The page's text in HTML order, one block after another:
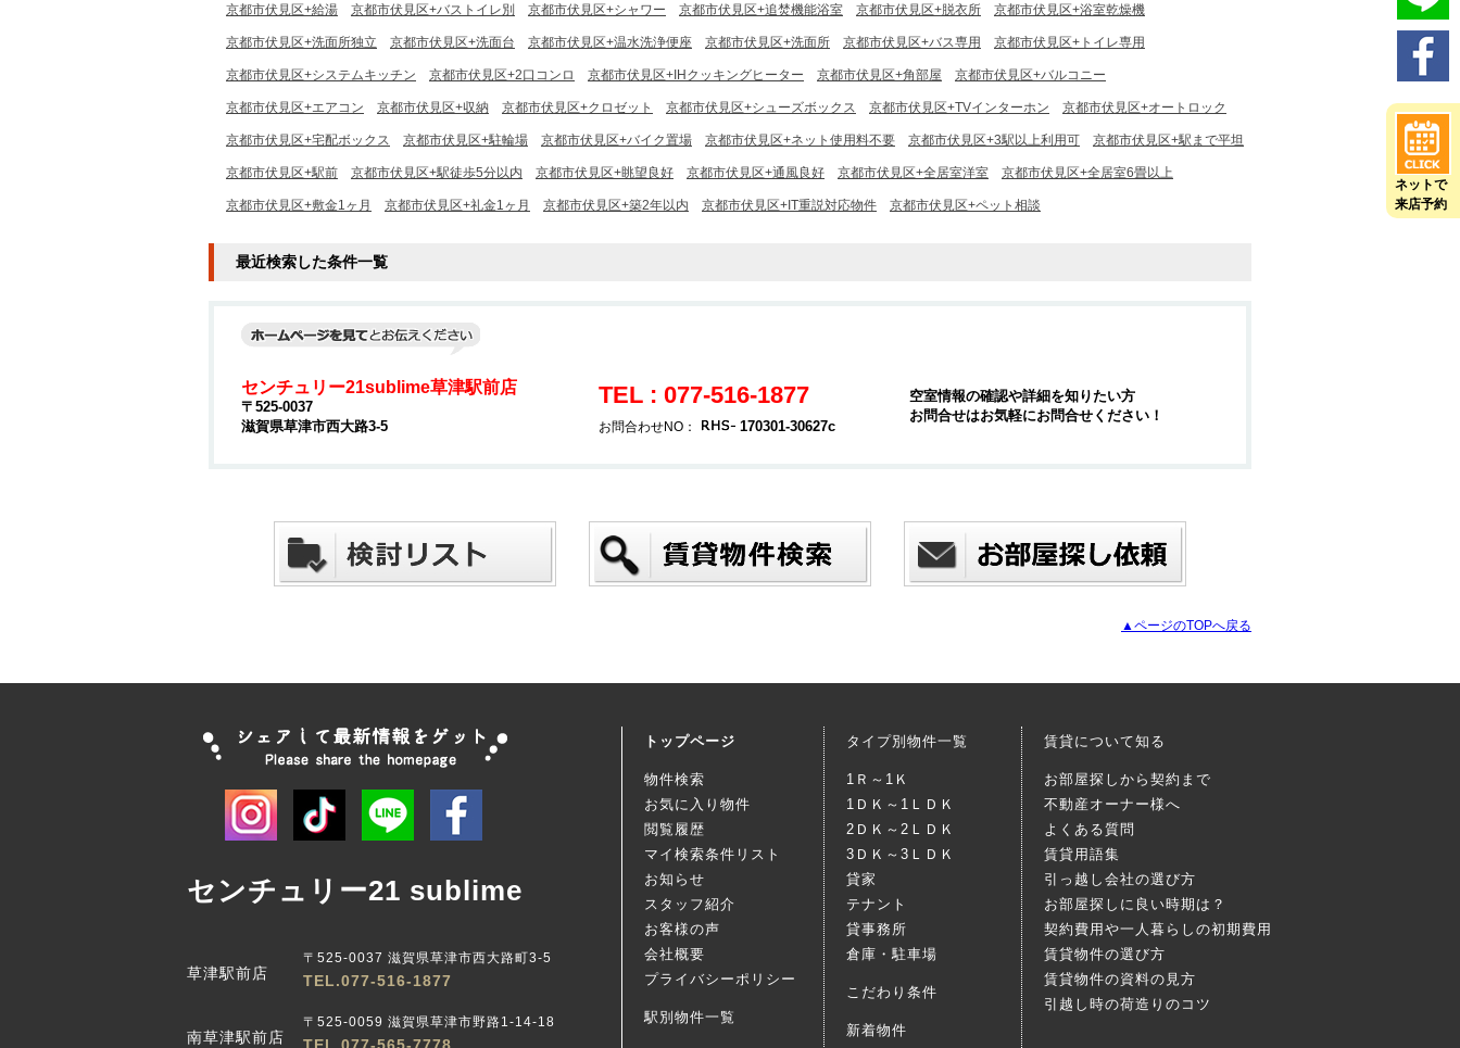
ネットで
来店予約
京都市伏見区+給湯 京都市伏見区+バストイレ別 京都市伏見区+シャワー 京都市伏見区+追焚機能浴室 京都市伏見区+脱衣所 京都市伏見区+浴室乾燥機
京都市伏見区+洗面所独立 京都市伏見区+洗面台 京都市伏見区+温水洗浄便座 京都市伏見区+洗面所 京都市伏見区+バス専用 京都市伏見区+トイレ専用
京都市伏見区+システムキッチン 京都市伏見区+2口コンロ 京都市伏見区+IHクッキングヒーター 京都市伏見区+角部屋 京都市伏見区+バルコニー
京都市伏見区+エアコン 京都市伏見区+収納 京都市伏見区+クロゼット 京都市伏見区+シューズボックス 京都市伏見区+TVインターホン 京都市伏見区+オートロック
京都市伏見区+宅配ボックス 京都市伏見区+駐輪場 京都市伏見区+バイク置場 京都市伏見区+ネット使用料不要 京都市伏見区+3駅以上利用可 京都市伏見区+駅まで平坦
京都市伏見区+駅前 京都市伏見区+駅徒歩5分以内 京都市伏見区+眺望良好 京都市伏見区+通風良好 京都市伏見区+全居室洋室 京都市伏見区+全居室6畳以上
京都市伏見区+敷金1ヶ月 京都市伏見区+礼金1ヶ月 京都市伏見区+築2年以内 京都市伏見区+IT重説対応物件 京都市伏見区+ペット相談
最近検索した条件一覧
センチュリー21sublime草津駅前店
〒525-0037
滋賀県草津市西大路3-5
TEL : 077-516-1877
お問合わせNO： 170301-30627c
空室情報の確認や詳細を知りたい方
お問合せはお気軽にお問合せください！
▲ページのTOPへ戻る
センチュリー21 sublime
草津駅前店
〒525-0037 滋賀県草津市西大路町3-5
TEL.077-516-1877
南草津駅前店
〒525-0059 滋賀県草津市野路1-14-18
トップページ
物件検索
お気に入り物件
閲覧履歴
マイ検索条件リスト
お知らせ
スタッフ紹介
お客様の声
会社概要
プライバシーポリシー
駅別物件一覧
タイプ別物件一覧
1Ｒ～1Ｋ
1ＤＫ～1ＬＤＫ
2ＤＫ～2ＬＤＫ
3ＤＫ～3ＬＤＫ
貸家
テナント
貸事務所
倉庫・駐車場
こだわり条件
新着物件
賃貸について知る
お部屋探しから契約まで
不動産オーナー様へ
よくある質問
賃貸用語集
引っ越し会社の選び方
お部屋探しに良い時期は？
契約費用や一人暮らしの初期費用
賃貸物件の選び方
賃貸物件の資料の見方
引越し時の荷造りのコツ